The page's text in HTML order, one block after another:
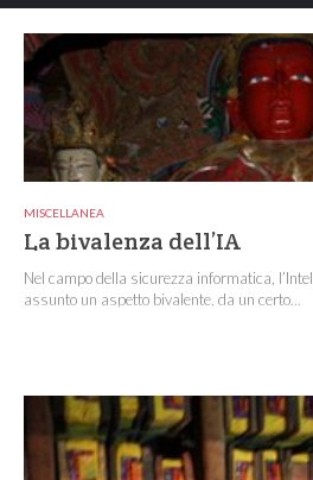
MISCELLANEA
La bivalenza dell’IA
Nel campo della sicurezza informatica,
assunto un aspetto bivalente, da un certo...